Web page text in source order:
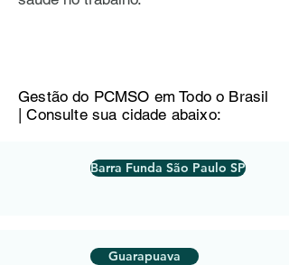
Gestão do PCMSO em Todo o Brasil
| Consulte sua cidade abaixo:
Barra Funda São Paulo SP
Guarapuava